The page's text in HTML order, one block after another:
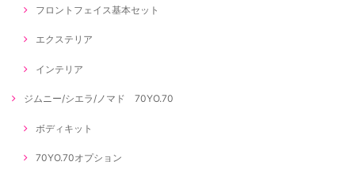
フロントフェイス基本セット
エクステリア
インテリア
ジムニー/シエラ/ノマド 70YO.70
ボディキット
70YO.70オプション